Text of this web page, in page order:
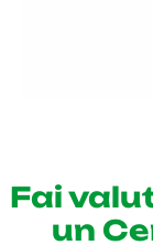
Fai
un